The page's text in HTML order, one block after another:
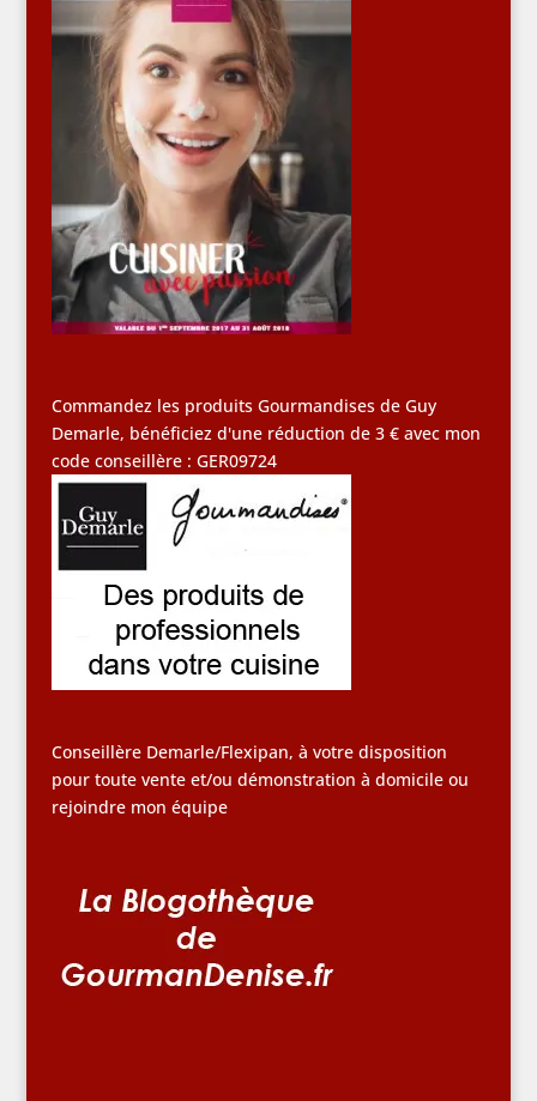
Commandez les produits Gourmandises de Guy
Demarle, bénéficiez d'une réduction de 3 € avec mon
code conseillère : GER09724
Conseillère Demarle/Flexipan, à votre disposition
pour toute vente et/ou démonstration à domicile ou
rejoindre mon équipe